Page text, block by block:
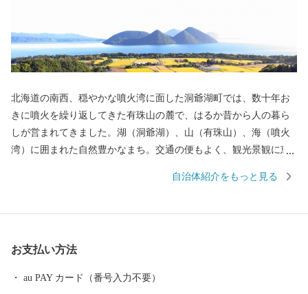
北海道の南西、穏やかな噴火湾に面した洞爺湖町では、数十年お
きに噴火を繰り返してきた有珠山の麓で、はるか昔から人の暮ら
しが営まれてきました。湖（洞爺湖）、山（有珠山）、海（噴火
湾）に囲まれた自然豊かなまち。交通の便もよく、観光景観に恵
て、火山が作り出した雄大な景観と、その特徴を巧みに生かして
地・洞爺湖町から、「大地（ジオ）の恵み」をお届けします。
自治体紹介をもっと見る
お支払い方法
au PAY カード（番号入力不要）